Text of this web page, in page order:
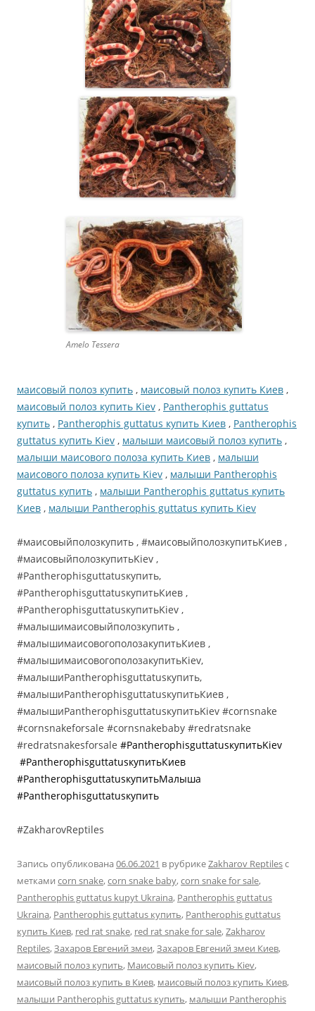
Amelo Tessera
маисовый полоз купить , маисовый полоз купить Киев ,
маисовый полоз купить Kiev , Pantherophis guttatus
купить , Pantherophis guttatus купить Киев , Pantherophis
guttatus купить Kiev , малыши маисовый полоз купить ,
малыши маисового полоза купить Киев , малыши
маисового полоза купить Kiev , малыши Pantherophis
guttatus купить , малыши Pantherophis guttatus купить
Киев , малыши Pantherophis guttatus купить Kiev
#маисовыйполозкупить , #маисовыйполозкупитьКиев ,
#маисовыйполозкупитьKiev ,
#Pantherophisguttatusкупить,
#PantherophisguttatusкупитьКиев ,
#PantherophisguttatusкупитьKiev ,
#малышимаисовыйполозкупить ,
#малышимаисовогополозакупитьКиев ,
#малышимаисовогополозакупитьKiev,
#малышиPantherophisguttatusкупить,
#малышиPantherophisguttatusкупитьКиев ,
#малышиPantherophisguttatusкупитьKiev #cornsnake
#cornsnakeforsale #cornsnakebaby #redratsnake
#redratsnakesforsale #PantherophisguttatusкупитьKiev
#PantherophisguttatusкупитьКиев
#PantherophisguttatusкупитьМалыша
#Pantherophisguttatusкупить
#ZakharovReptiles
Запись опубликована06.06.2021 в рубрикеZakharov Reptilesс
метками corn snake,corn snake baby,corn snake for sale,
Pantherophis guttatus kupyt Ukraina, Pantherophis guttatus
Ukraina, Pantherophis guttatus купить, Pantherophis guttatus
купить Киев, red rat snake, red rat snake for sale,Zakharov
Reptiles,Захаров Евгений змеи,Захаров Евгений змеи Киев,
маисовый полоз купить, Маисовый полоз купить Kiev,
маисовый полоз купить в Киев, маисовый полоз купить Киев,
малыши Pantherophis guttatus купить, малыши Pantherophis